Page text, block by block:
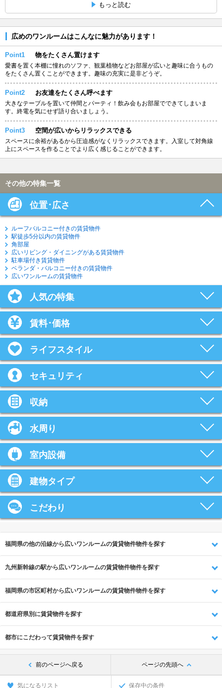
もっと読む
広めのワンルームはこんなに魅力があります！
Point1 物をたくさん置けます
愛書を置く本棚に憧れのソファ、観葉植物などお部屋が広いと趣味に合うもの
をたくさん置くことができます。趣味の充実に是非どうぞ。
Point2 お友達をたくさん呼べます
大きなテーブルを置いて仲間とパーティ！飲み会もお部屋でできてしまいま
す。終電を気にせず語り合いましょう。
Point3 空間が広いからリラックスできる
スペースに余裕があるから圧迫感がなくリラックスできます。入室して対角線
上にスペースを作ることでより広く感じることができます。
その他の特集一覧
位置･広さ
ルーフバルコニー付きの賃貸物件
駅徒歩5分以内の賃貸物件
角部屋
広いリビング・ダイニングがある賃貸物件
駐車場付き賃貸物件
ベランダ・バルコニー付きの賃貸物件
広いワンルームの賃貸物件
人気の特集
賃料･価格
ライフスタイル
セキュリティ
収納
水周り
室内設備
建物タイプ
こだわり
福岡県の他の沿線から広いワンルームの賃貸物件物件を探す
九州新幹線の駅から広いワンルームの賃貸物件物件を探す
福岡県の市区町村から広いワンルームの賃貸物件物件を探す
都道府県別に賃貸物件を探す
都市にこだわって賃貸物件を探す
前のページへ戻る ページの先頭へ
気になるリスト 保存中の条件